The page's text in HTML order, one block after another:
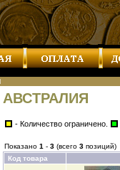
АВСТРАЛИЯ
- Количество ограничено.
Показано 1 - 3 (всего 3 позиций)
Код товара